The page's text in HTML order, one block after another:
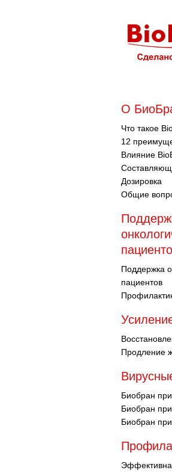
О
Что такое
12
Влияние
Дозировка
Общие
Поддержка
пациентов
Продление
Биобран
Биобран
Биобран при